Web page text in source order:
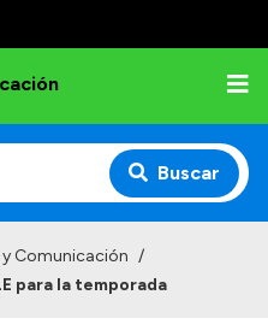
Buscar
y Comunicación /
para la temporada